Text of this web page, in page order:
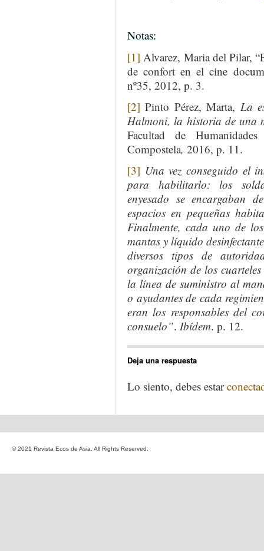
Notas:
[1] Alvarez, Maria del Pilar,
de confort en el cine
nº35, 2012, p. 3.
[2] Pinto Pérez, Marta, La
Halmoni, la historia de una
Facultad de
Compostela, 2016, p. 11.
[3] Una vez conseguido el
para habilitarlo: los
enyesado se encargaban
espacios en pequeñas
Finalmente, cada uno de
mantas y líquido
diversos tipos de
organización de los
la línea de suministro al
o ayudantes de cada
eran los responsables del
consuelo”. Ibídem. p. 12.
Deja una respuesta
Lo siento, debes estar
© 2021 Revista Ecos de Asia. All Rights Reserved.